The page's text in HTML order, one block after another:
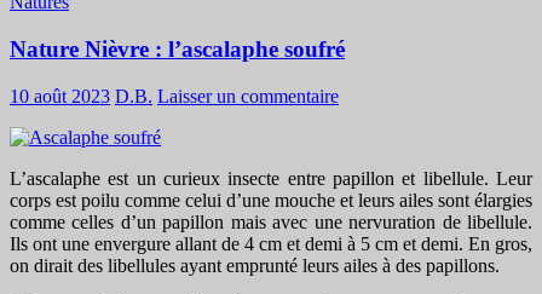
Nature Nièvre : l’ascalaphe soufré
10 août 2023 D.B. Laisser un commentaire
L’ascalaphe est un curieux insecte entre papillon et libellule. Leur
corps est poilu comme celui d’une mouche et leurs ailes sont élargies
comme celles d’un papillon mais avec une nervuration de libellule.
Ils ont une envergure allant de 4 cm et demi à 5 cm et demi. En gros,
on dirait des libellules ayant emprunté leurs ailes à des papillons.